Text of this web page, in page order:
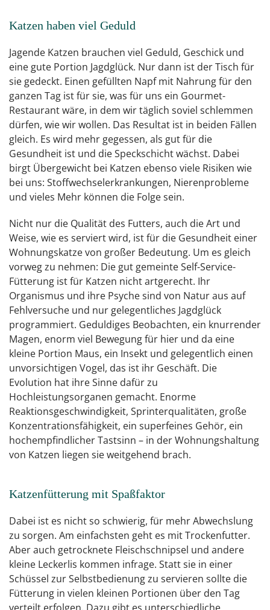
Katzen haben viel Geduld
Jagende Katzen brauchen viel Geduld, Geschick und
eine gute Portion Jagdglück. Nur dann ist der Tisch für
sie gedeckt. Einen gefüllten Napf mit Nahrung für den
ganzen Tag ist für sie, was für uns ein Gourmet-
Restaurant wäre, in dem wir täglich soviel schlemmen
dürfen, wie wir wollen. Das Resultat ist in beiden Fällen
gleich. Es wird mehr gegessen, als gut für die
Gesundheit ist und die Speckschicht wächst. Dabei
birgt Übergewicht bei Katzen ebenso viele Risiken wie
bei uns: Stoffwechselerkrankungen, Nierenprobleme
und vieles Mehr können die Folge sein.
Nicht nur die Qualität des Futters, auch die Art und
Weise, wie es serviert wird, ist für die Gesundheit einer
Wohnungskatze von großer Bedeutung. Um es gleich
vorweg zu nehmen: Die gut gemeinte Self-Service-
Fütterung ist für Katzen nicht artgerecht. Ihr
Organismus und ihre Psyche sind von Natur aus auf
Fehlversuche und nur gelegentliches Jagdglück
programmiert. Geduldiges Beobachten, ein knurrender
Magen, enorm viel Bewegung für hier und da eine
kleine Portion Maus, ein Insekt und gelegentlich einen
unvorsichtigen Vogel, das ist ihr Geschäft. Die
Evolution hat ihre Sinne dafür zu
Hochleistungsorganen gemacht. Enorme
Reaktionsgeschwindigkeit, Sprinterqualitäten, große
Konzentrationsfähigkeit, ein superfeines Gehör, ein
hochempfindlicher Tastsinn – in der Wohnungshaltung
von Katzen liegen sie weitgehend brach.
Katzenfütterung mit Spaßfaktor
Dabei ist es nicht so schwierig, für mehr Abwechslung
zu sorgen. Am einfachsten geht es mit Trockenfutter.
Aber auch getrocknete Fleischschnipsel und andere
kleine Leckerlis kommen infrage. Statt sie in einer
Schüssel zur Selbstbedienung zu servieren sollte die
Fütterung in vielen kleinen Portionen über den Tag